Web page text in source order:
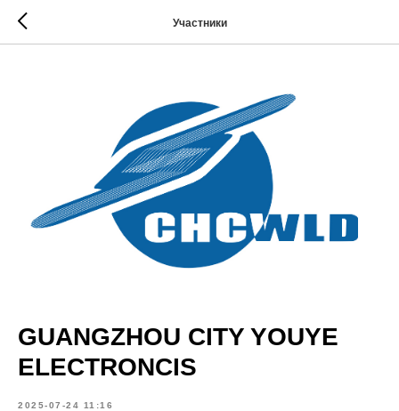
Участники
GUANGZHOU CITY YOUYE
ELECTRONCIS
2025-07-24 11:16